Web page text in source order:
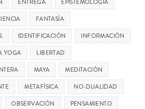
ENTREGA
EPISTEMOLOGÍA
FANTASÍA
IDENTIFICACIÓN
INFORMACIÓN
YOGA
LIBERTAD
MAYA
MEDITACIÓN
METAFÍSICA
NO-DUALIDAD
OBSERVACIÓN
PENSAMIENTO